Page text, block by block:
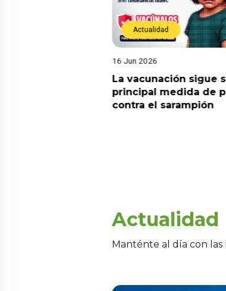
Actualidad
16 Jun 2026
La vacunación sigue
principal medida de
contra el sarampión
Actualidad
Manténte al día con